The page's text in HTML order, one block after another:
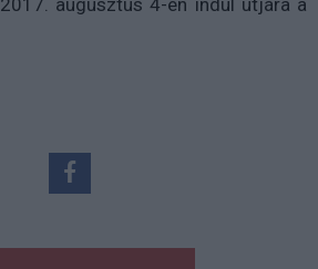
2017. augusztus 4-én indul útjára a